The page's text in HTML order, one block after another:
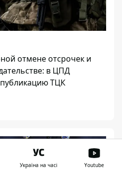
отмене отсрочек и
в ЦПД
ТЦК
Україна на часі Youtube